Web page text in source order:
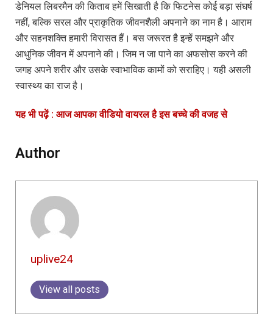
डेनियल लिबरमैन की किताब हमें सिखाती है कि फिटनेस कोई बड़ा संघर्ष
नहीं, बल्कि सरल और प्राकृतिक जीवनशैली अपनाने का नाम है। आराम
और सहनशक्ति हमारी विरासत हैं। बस जरूरत है इन्हें समझने और
आधुनिक जीवन में अपनाने की। जिम न जा पाने का अफसोस करने की
जगह अपने शरीर और उसके स्वाभाविक कामों को सराहिए। यही असली
स्वास्थ्य का राज है।
यह भी पढ़ें : आज आपका वीडियो वायरल है इस बच्चे की वजह से
Author
uplive24
View all posts